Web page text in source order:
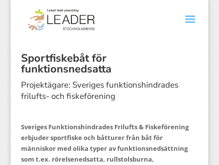
Sportfiskebåt för
funktionsnedsatta
Projektägare: Sveriges funktionshindrades
frilufts- och fiskeförening
Sveriges Funktionshindrades Frilufts & Fiskeförening
erbjuder sportfiske och båtturer från båt för
människor med olika typer av funktionsnedsättning
som t.ex. rörelsenedsatta, rullstolsburna,